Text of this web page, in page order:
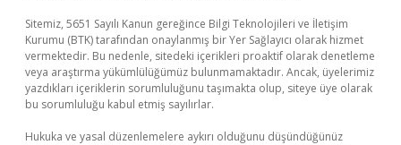
Sitemiz, 5651 Sayılı Kanun gereğince Bilgi Teknolojileri ve İletişim
Kurumu (BTK) tarafından onaylanmış bir Yer Sağlayıcı olarak hizmet
vermektedir. Bu nedenle, sitedeki içerikleri proaktif olarak denetleme
veya araştırma yükümlülüğümüz bulunmamaktadır. Ancak, üyelerimiz
yazdıkları içeriklerin sorumluluğunu taşımakta olup, siteye üye olarak
bu sorumluluğu kabul etmiş sayılırlar.
Hukuka ve yasal düzenlemelere aykırı olduğunu düşündüğünüz